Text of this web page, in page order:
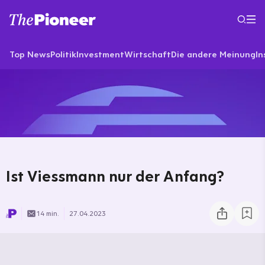
Top NewsPolitikInvestmentWirtschaftDie andere Meinung
Ist Viessmann nur der Anfang?
14 min. 27.04.2023